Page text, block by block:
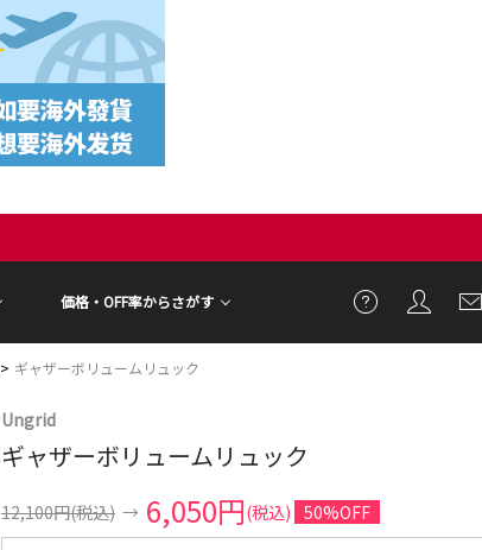
価格・OFF率からさがす
ギャザーボリュームリュック
Ungrid
ギャザーボリュームリュック
12,100円(税込) → 6,050円(税込) 50%OFF